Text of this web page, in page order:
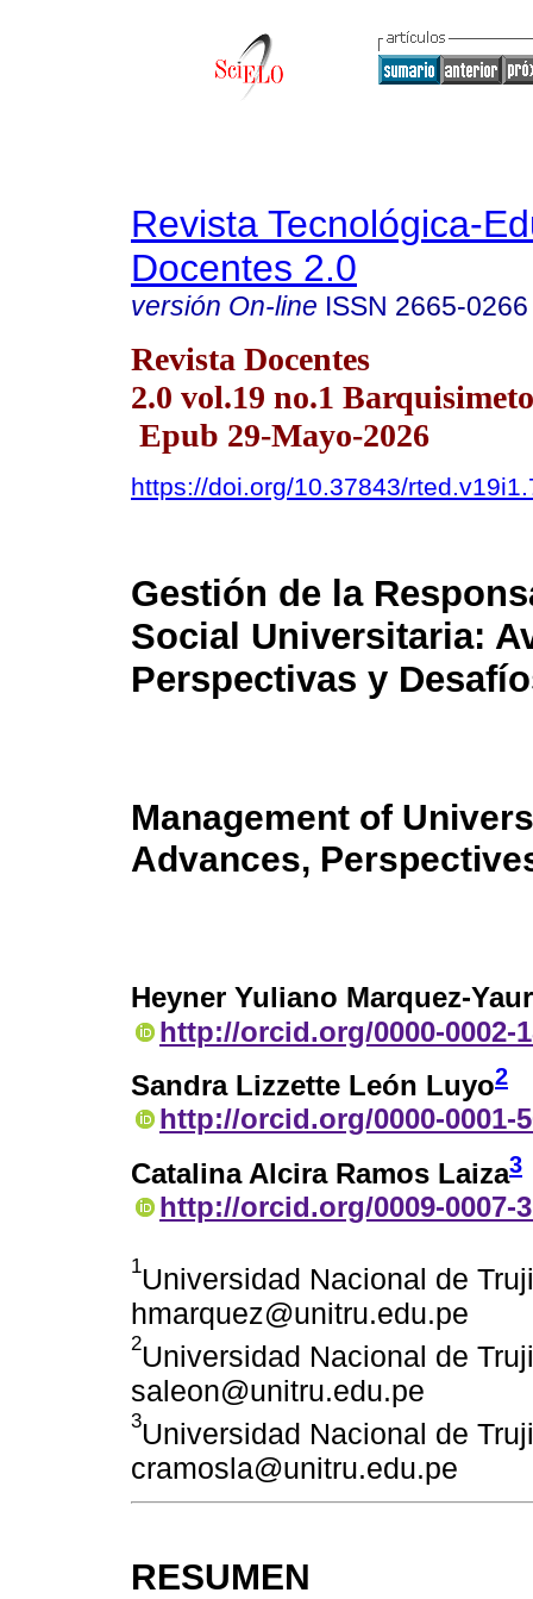
Revista Tecnológica-
Docentes 2.0
versión On-line ISSN 2665-0266
Revista Docentes
2.0 vol.19 no.1
Epub 29-Mayo-2026
https://doi.org/10.37843/
Gestión de la
Social Universitaria:
Perspectivas y
Management of
Advances,
Heyner Yuliano Marquez-
http://orcid.org/0000-0002-
Sandra Lizzette León Luyo2
http://orcid.org/0000-0001-
Catalina Alcira Ramos Laiza3
http://orcid.org/0009-0007-
1Universidad Nacional de
hmarquez@unitru.edu.pe
2Universidad Nacional de
saleon@unitru.edu.pe
3Universidad Nacional de
cramosla@unitru.edu.pe
RESUMEN